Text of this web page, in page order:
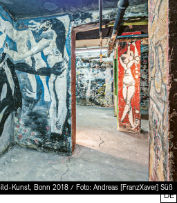
Presse
Exil-Archive
Kunst, Bonn 2018 / Foto: Andreas [FranzXaver] Süß
DE